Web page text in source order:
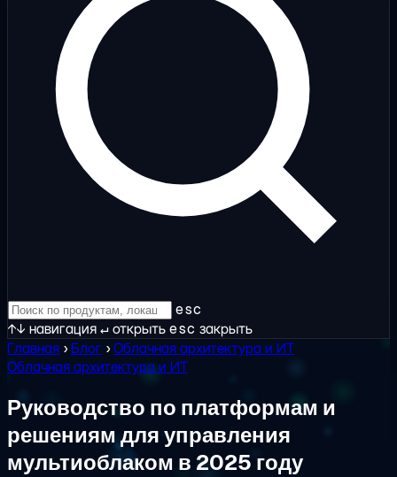
esc
↑↓ навигация↵открытьesc закрыть
Главная ›Блог ›Облачная архитектура и ИТ
Облачная архитектура и ИТ
Руководство по платформам и
решениям для управления
мультиоблаком в 2025 году